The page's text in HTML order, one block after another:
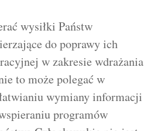
wysiłki Państw
do poprawy ich
w zakresie wdrażania
to może polegać w
wymiany informacji
programów